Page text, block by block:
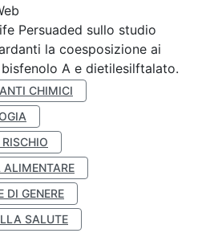
Persuaded sullo studio
la coesposizione ai
A e dietilesilftalato.
CHIMICI
ALIMENTARE
DI GENERE
SALUTE